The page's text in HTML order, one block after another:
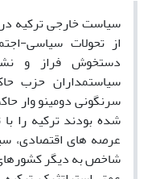
سیاست خارجی ترکیه
از تحولات سیاسی-
دستخوش فراز و
سیاستمداران حزب
سرنگونی دومینو وار
شده بودند ترکیه را
عرصه های اقتصادی،
شاخص به دیگر